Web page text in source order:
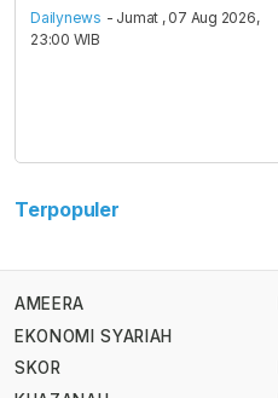
Dailynews - Jumat , 07 Aug 2026,
23:00 WIB
Terpopuler
AMEERA
EKONOMI SYARIAH
SKOR